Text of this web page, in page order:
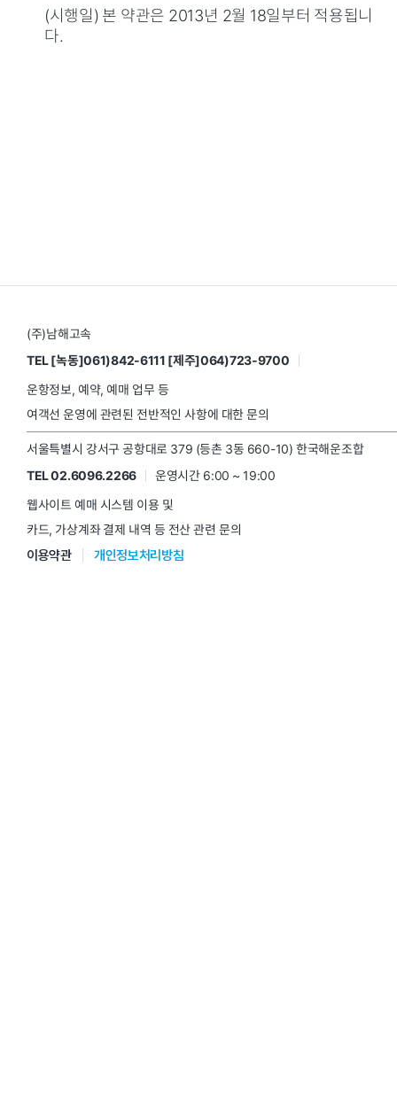
(시행일) 본 약관은 2013년 2월 18일부터 적용됩니
다.
(주)남해고속
TEL [녹동]061)842-6111 [제주]064)723-9700
운항정보, 예약, 예매 업무 등
여객선 운영에 관련된 전반적인 사항에 대한 문의
서울특별시 강서구 공항대로 379 (등촌 3동 660-10) 한국해운조합
TEL 02.6096.2266
운영시간 6:00 ~ 19:00
웹사이트 예매 시스템 이용 및
카드, 가상계좌 결제 내역 등 전산 관련 문의
이용약관 개인정보처리방침